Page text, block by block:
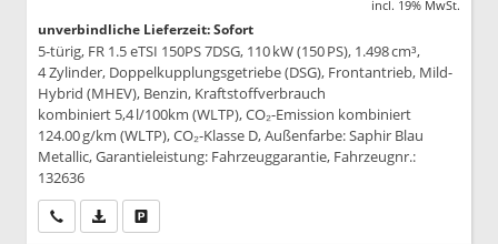
incl. 19% MwSt.
unverbindliche Lieferzeit: Sofort
5-türig, FR 1.5 eTSI 150PS 7DSG, 110 kW (150 PS), 1.498 cm³,
4 Zylinder, Doppelkupplungsgetriebe (DSG), Frontantrieb, Mild-
Hybrid (MHEV), Benzin, Kraftstoffverbrauch
kombiniert 5,4 l/100km (WLTP), CO₂-Emission kombiniert
124.00 g/km (WLTP), CO₂-Klasse D, Außenfarbe: Saphir Blau
Metallic, Garantieleistung: Fahrzeuggarantie, Fahrzeugnr.:
132636
Wir rufen Sie anPDF-Datei, Fahrzeugexposé drucken